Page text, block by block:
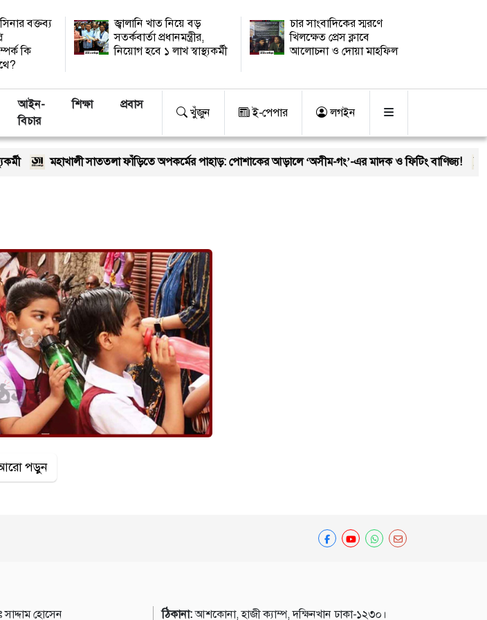
বক্তব্য
কি
জ্বালানি খাত নিয়ে বড়
সতর্কবার্তা প্রধানমন্ত্রীর,
নিয়োগ হবে ১ লাখ স্বাস্থ্যকর্মী
চার সাংবাদিকের স্মরণে
খিলক্ষেত প্রেস ক্লাবে
আলোচনা ও দোয়া মাহফিল
আইন-
বিচার
শিক্ষা প্রবাস
খুঁজুন ই-পেপার লগইন
মহাখালী সাততলা ফাঁড়িতে অপকর্মের পাহাড়: পোশাকের আড়ালে ‘অসীম-গং’-এর মাদক ও ফিটিং বাণিজ্য!
পড়ুন
সাদ্দাম হোসেন ঠিকানা:আশকোনা, হাজী ক্যাম্প, দক্ষিনখান ঢাকা-১২৩০।